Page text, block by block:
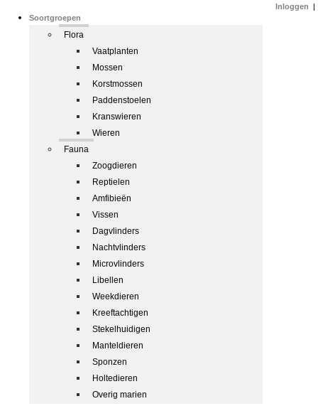
Soortgroepen
Flora
Vaatplanten
Mossen
Korstmossen
Paddenstoelen
Kranswieren
Wieren
Fauna
Zoogdieren
Reptielen
Amfibieën
Vissen
Dagvlinders
Nachtvlinders
Microvlinders
Libellen
Weekdieren
Kreeftachtigen
Stekelhuidigen
Manteldieren
Sponzen
Holtedieren
Overig marien
Inloggen |